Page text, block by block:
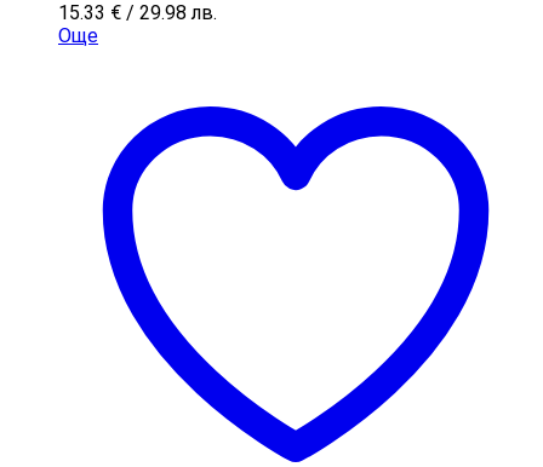
15.33 € / 29.98 лв.
Още